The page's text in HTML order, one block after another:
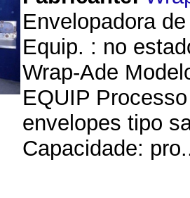
Envelopadora
Equip. : no
Wrap-Ade
EQUIP
envelopes tipo
Capacidade: